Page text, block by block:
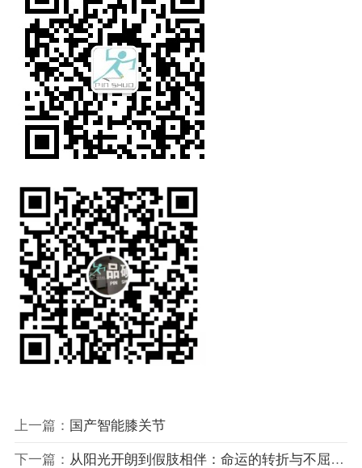
上一篇： 国产智能膝关节
下一篇： 从阳光开朗到假肢相伴：命运的转折与不屈的灵魂